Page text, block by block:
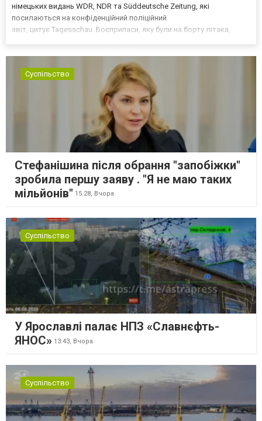
німецьких видань WDR, NDR та Süddeutsche Zeitung, які
посилаються на конфіденційний поліційний
звіт, цитує Tagesschau. Боєприпаси, яку були на борту літака,
Суспільство
Стефанішина після обрання "запобіжки"
зробила першу заяву . "Я не маю таких
мільйонів" 15:28, Вчора
Суспільство
У Ярославлі палає НПЗ «Славнєфть-
ЯНОС» 13:43, Вчора
Суспільство